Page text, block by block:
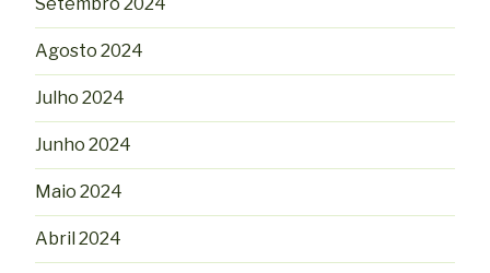
Agosto 2024
Julho 2024
Junho 2024
Maio 2024
Abril 2024